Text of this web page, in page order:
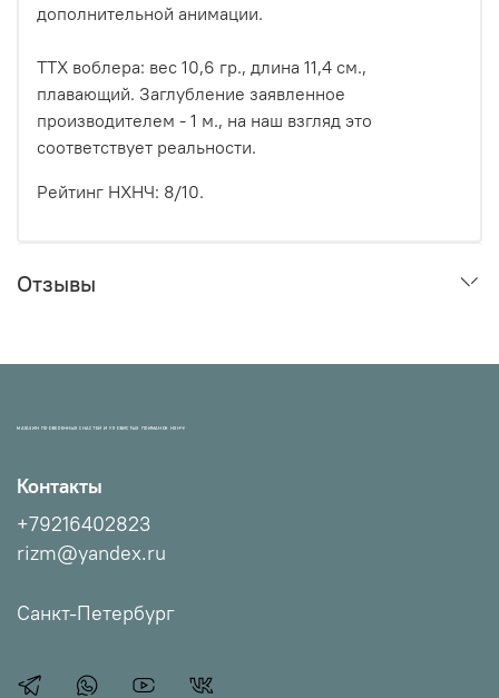
дополнительной анимации.
ТТХ воблера: вес 10,6 гр., длина 11,4 см.,
плавающий. Заглубление заявленное
производителем - 1 м., на наш взгляд это
соответствует реальности.
Рейтинг НХНЧ: 8/10.
Отзывы
МАГАЗИН ПРОВЕРЕННЫХ СНАСТЕЙ И УЛОВИСТЫХ ПРИМАНОК НХНЧ!
Контакты
+79216402823
rizm@yandex.ru
Санкт-Петербург